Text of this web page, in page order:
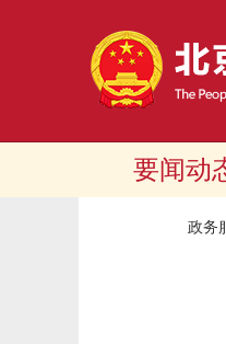
要闻动
政务